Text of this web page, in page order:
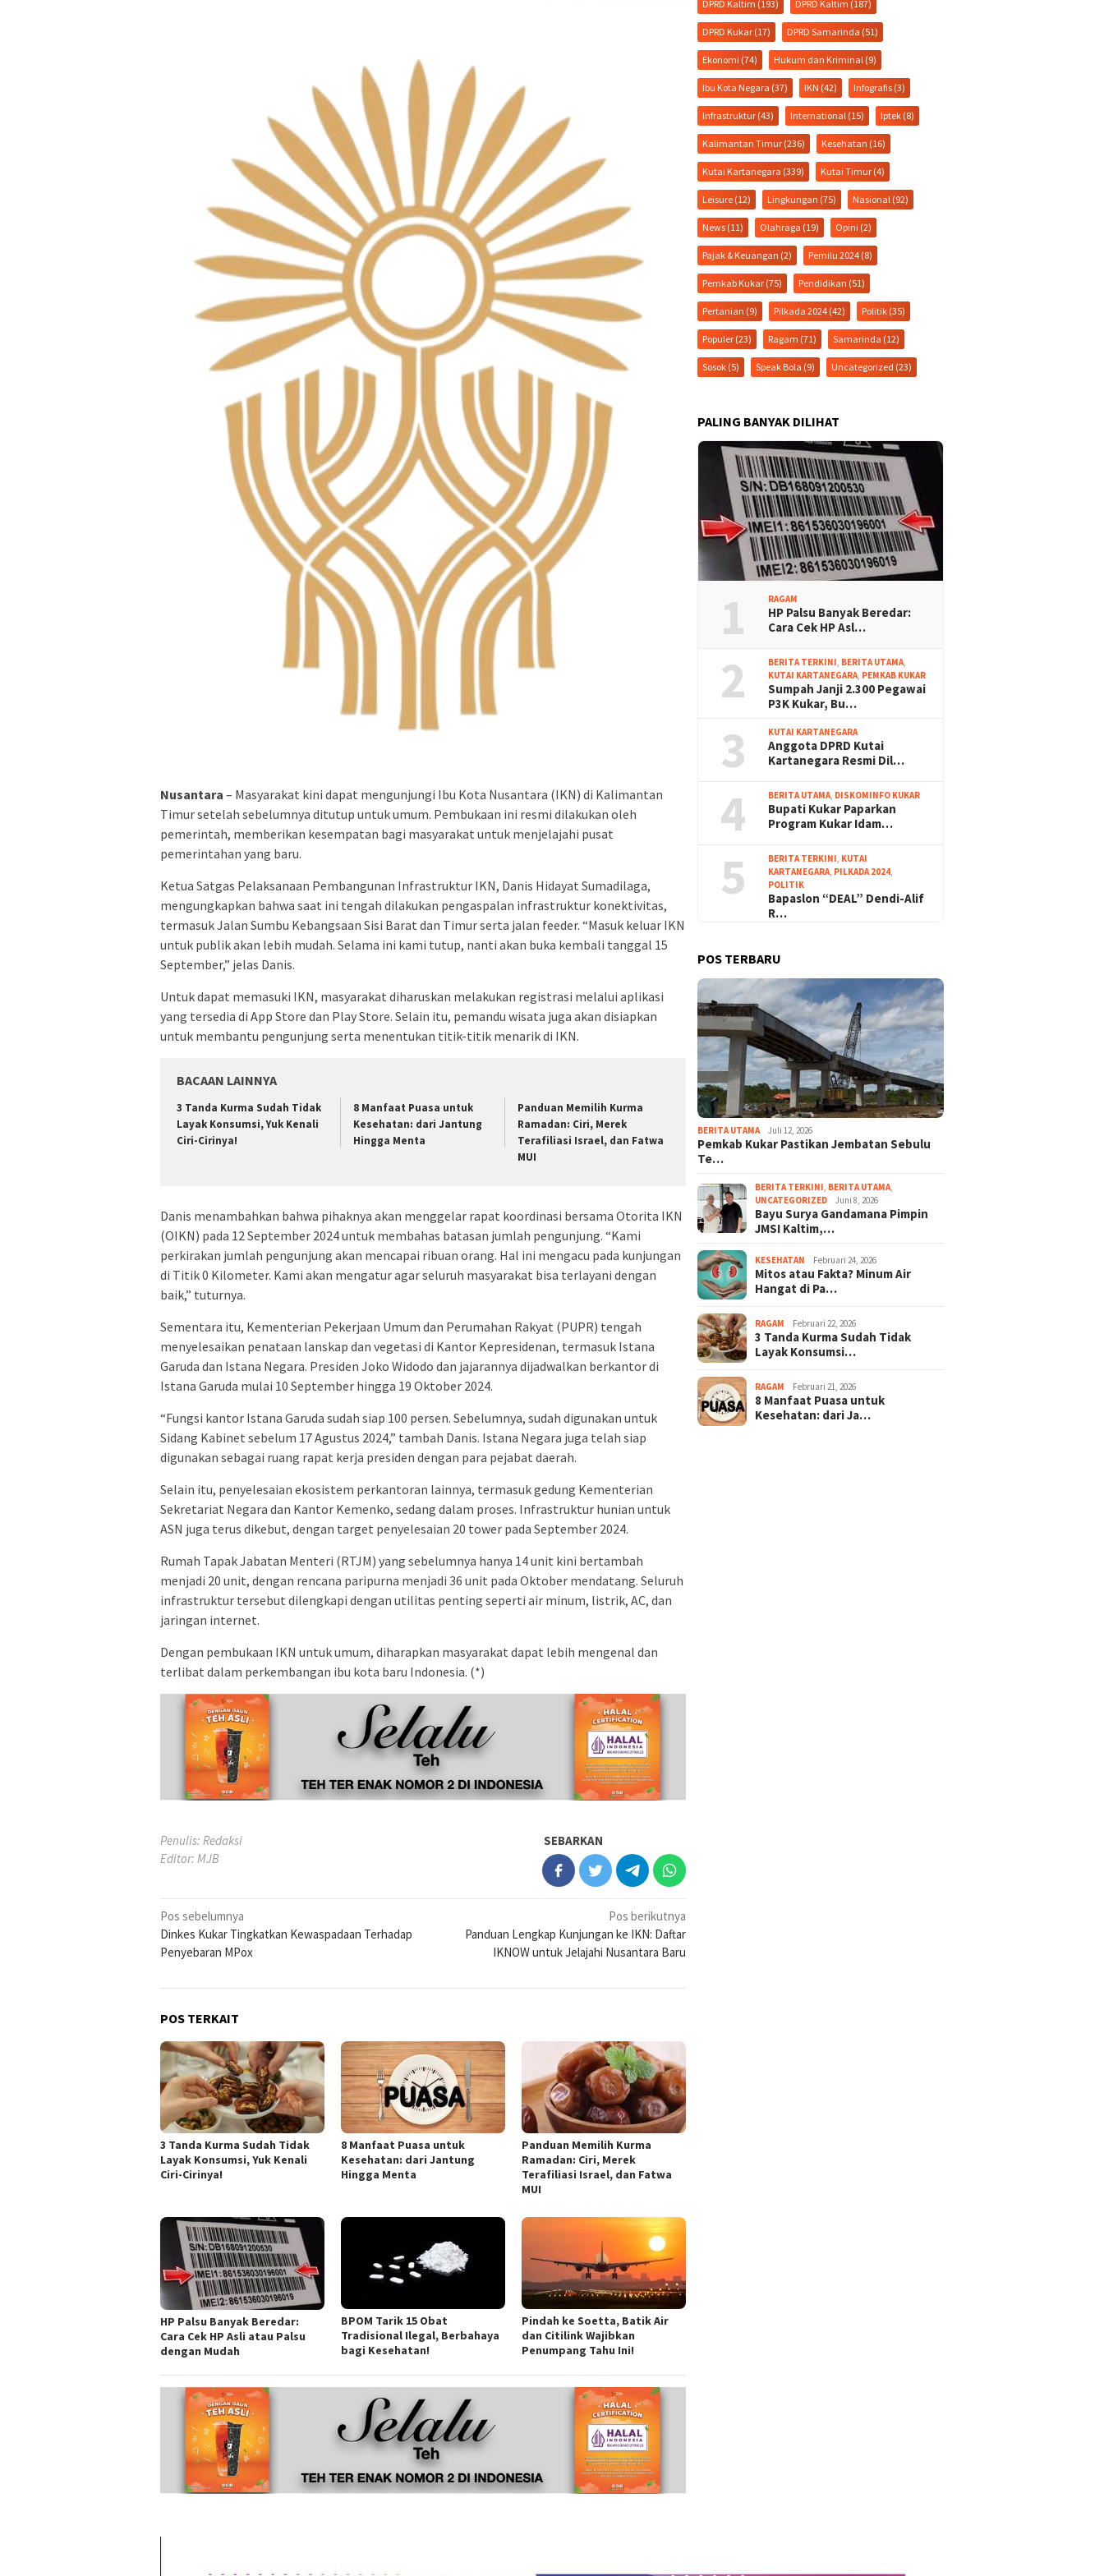
Nusantara – Masyarakat kini dapat mengunjungi Ibu Kota Nusantara (IKN) di Kalimantan
Timur setelah sebelumnya ditutup untuk umum. Pembukaan ini resmi dilakukan oleh
pemerintah, memberikan kesempatan bagi masyarakat untuk menjelajahi pusat
pemerintahan yang baru.
Ketua Satgas Pelaksanaan Pembangunan Infrastruktur IKN, Danis Hidayat Sumadilaga,
mengungkapkan bahwa saat ini tengah dilakukan pengaspalan infrastruktur konektivitas,
termasuk Jalan Sumbu Kebangsaan Sisi Barat dan Timur serta jalan feeder. “Masuk keluar IKN
untuk publik akan lebih mudah. Selama ini kami tutup, nanti akan buka kembali tanggal 15
September,” jelas Danis.
Untuk dapat memasuki IKN, masyarakat diharuskan melakukan registrasi melalui aplikasi
yang tersedia di App Store dan Play Store. Selain itu, pemandu wisata juga akan disiapkan
untuk membantu pengunjung serta menentukan titik-titik menarik di IKN.
BACAAN LAINNYA
3 Tanda Kurma Sudah Tidak
Layak Konsumsi, Yuk Kenali
Ciri-Cirinya!
8 Manfaat Puasa untuk
Kesehatan: dari Jantung
Hingga Menta
Panduan Memilih Kurma
Ramadan: Ciri, Merek
Terafiliasi Israel, dan Fatwa
MUI
Danis menambahkan bahwa pihaknya akan menggelar rapat koordinasi bersama Otorita IKN
(OIKN) pada 12 September 2024 untuk membahas batasan jumlah pengunjung. “Kami
perkirakan jumlah pengunjung akan mencapai ribuan orang. Hal ini mengacu pada kunjungan
di Titik 0 Kilometer. Kami akan mengatur agar seluruh masyarakat bisa terlayani dengan
baik,” tuturnya.
Sementara itu, Kementerian Pekerjaan Umum dan Perumahan Rakyat (PUPR) tengah
menyelesaikan penataan lanskap dan vegetasi di Kantor Kepresidenan, termasuk Istana
Garuda dan Istana Negara. Presiden Joko Widodo dan jajarannya dijadwalkan berkantor di
Istana Garuda mulai 10 September hingga 19 Oktober 2024.
“Fungsi kantor Istana Garuda sudah siap 100 persen. Sebelumnya, sudah digunakan untuk
Sidang Kabinet sebelum 17 Agustus 2024,” tambah Danis. Istana Negara juga telah siap
digunakan sebagai ruang rapat kerja presiden dengan para pejabat daerah.
Selain itu, penyelesaian ekosistem perkantoran lainnya, termasuk gedung Kementerian
Sekretariat Negara dan Kantor Kemenko, sedang dalam proses. Infrastruktur hunian untuk
ASN juga terus dikebut, dengan target penyelesaian 20 tower pada September 2024.
Rumah Tapak Jabatan Menteri (RTJM) yang sebelumnya hanya 14 unit kini bertambah
menjadi 20 unit, dengan rencana paripurna menjadi 36 unit pada Oktober mendatang. Seluruh
infrastruktur tersebut dilengkapi dengan utilitas penting seperti air minum, listrik, AC, dan
jaringan internet.
Dengan pembukaan IKN untuk umum, diharapkan masyarakat dapat lebih mengenal dan
terlibat dalam perkembangan ibu kota baru Indonesia. (*)
Penulis: Redaksi
Editor: MJB
SEBARKAN
Navigasi
pos
Pos sebelumnya
Dinkes Kukar Tingkatkan Kewaspadaan Terhadap
Penyebaran MPox
Pos berikutnya
Panduan Lengkap Kunjungan ke IKN: Daftar
IKNOW untuk Jelajahi Nusantara Baru
POS TERKAIT
3 Tanda Kurma Sudah Tidak
Layak Konsumsi, Yuk Kenali
Ciri-Cirinya!
8 Manfaat Puasa untuk
Kesehatan: dari Jantung
Hingga Menta
Panduan Memilih Kurma
Ramadan: Ciri, Merek
Terafiliasi Israel, dan Fatwa
MUI
HP Palsu Banyak Beredar:
Cara Cek HP Asli atau Palsu
dengan Mudah
BPOM Tarik 15 Obat
Tradisional Ilegal, Berbahaya
bagi Kesehatan!
Pindah ke Soetta, Batik Air
dan Citilink Wajibkan
Penumpang Tahu Ini!
DPRD Kaltim (193) DPRD Kaltim (187)
DPRD Kukar (17) DPRD Samarinda (51)
Ekonomi (74) Hukum dan Kriminal (9)
Ibu Kota Negara (37) IKN (42) Infografis (3)
Infrastruktur (43) International (15) Iptek (8)
Kalimantan Timur (236) Kesehatan (16)
Kutai Kartanegara (339) Kutai Timur (4)
Leisure (12) Lingkungan (75) Nasional (92)
News (11) Olahraga (19) Opini (2)
Pajak & Keuangan (2) Pemilu 2024 (8)
Pemkab Kukar (75) Pendidikan (51)
Pertanian (9) Pilkada 2024 (42) Politik (35)
Populer (23) Ragam (71) Samarinda (12)
Sosok (5) Speak Bola (9) Uncategorized (23)
PALING BANYAK DILIHAT
1 RAGAM
HP Palsu Banyak Beredar:
Cara Cek HP Asl…
2 BERITA TERKINI BERITA UTAMA
KUTAI KARTANEGARA PEMKAB KUKAR
Sumpah Janji 2.300 Pegawai
P3K Kukar, Bu…
3 KUTAI KARTANEGARA
Anggota DPRD Kutai
Kartanegara Resmi Dil…
4 BERITA UTAMA DISKOMINFO KUKAR
Bupati Kukar Paparkan
Program Kukar Idam…
5 BERITA TERKINI KUTAI
KARTANEGARA PILKADA 2024
POLITIK
Bapaslon “DEAL” Dendi-Alif
R…
POS TERBARU
BERITA UTAMA Juli 12, 2026
Pemkab Kukar Pastikan Jembatan Sebulu
Te…
BERITA TERKINI BERITA UTAMA
UNCATEGORIZED
Juni 8, 2026
Bayu Surya Gandamana Pimpin
JMSI Kaltim,…
KESEHATAN Februari 24, 2026
Mitos atau Fakta? Minum Air
Hangat di Pa…
RAGAM Februari 22, 2026
3 Tanda Kurma Sudah Tidak
Layak Konsumsi…
RAGAM Februari 21, 2026
8 Manfaat Puasa untuk
Kesehatan: dari Ja…